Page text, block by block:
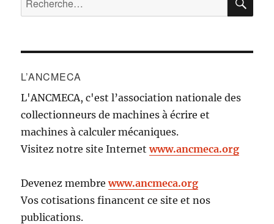
pour :
L’ANCMECA
L'ANCMECA, c'est l’association nationale des
collectionneurs de machines à écrire et
machines à calculer mécaniques.
Visitez notre site Internetwww.ancmeca.org
Devenez membrewww.ancmeca.org
Vos cotisations financent ce site et nos
publications.